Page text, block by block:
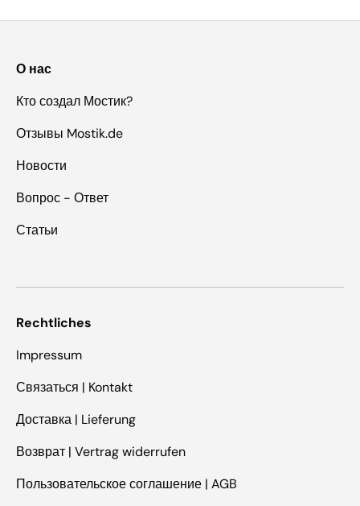
О нас
Кто создал Мостик?
Отзывы Mostik.de
Новости
Вопрос - Ответ
Статьи
Rechtliches
Impressum
Связаться | Kontakt
Доставка | Lieferung
Возврат | Vertrag widerrufen
Пользовательское соглашение | AGB